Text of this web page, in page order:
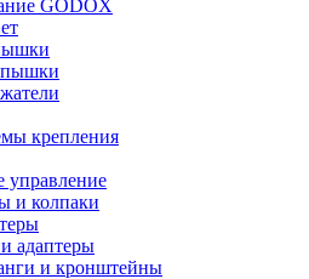
GODOX
крепления
управление
и колпаки
адаптеры
и кронштейны